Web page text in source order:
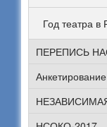
Год театра в
ПЕРЕПИСЬ
Анкетирование